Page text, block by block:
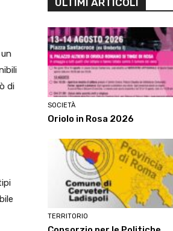
di
ULTIMI ARTICOLI
SOCIETÀ
Oriolo in Rosa 2026
TERRITORIO